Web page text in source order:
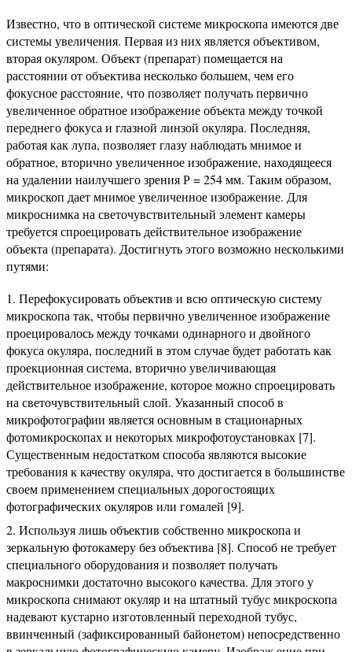
Известно, что в оптической системе микроскопа имеются две
системы увеличения. Первая из них является объективом,
вторая окуляром. Объект (препарат) помещается на
расстоянии от объектива несколько большем, чем его
фокусное расстояние, что позволяет получать первично
увеличенное обратное изображение объекта между точкой
переднего фокуса и глазной линзой окуляра. Последняя,
работая как лупа, позволяет глазу наблюдать мнимое и
обратное, вторично увеличенное изображение, находящееся
на удалении наилучшего зрения Р = 254 мм. Таким образом,
микроскоп дает мнимое увеличенное изображение. Для
микроснимка на светочувствительный элемент камеры
требуется спроецировать действительное изображение
объекта (препарата). Достигнуть этого возможно несколькими
путями:
Перефокусировать объектив и всю оптическую систему
микроскопа так, чтобы первично увеличенное изображение
проецировалось между точками одинарного и двойного
фокуса окуляра, последний в этом случае будет работать как
проекционная система, вторично увеличивающая
действительное изображение, которое можно спроецировать
на светочувствительный слой. Указанный способ в
микрофотографии является основным в стационарных
фотомикроскопах и некоторых микрофотоустановках [7].
Существенным недостатком способа являются высокие
требования к качеству окуляра, что достигается в большинстве
своем применением специальных дорогостоящих
фотографических окуляров или гомалей [9].
Используя лишь объектив собственно микроскопа и
зеркальную фотокамеру без объектива [8]. Способ не требует
специального оборудования и позволяет получать
макроснимки достаточно высокого качества. Для этого у
микроскопа снимают окуляр и на штатный тубус микроскопа
надевают кустарно изготовленный переходной тубус,
ввинченный (зафиксированный байонетом) непосредственно